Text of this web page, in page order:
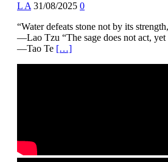
L A 31/08/2025 0
“Water defeats stone not by its
—Lao Tzu “The sage does not act,
—Tao Te […]